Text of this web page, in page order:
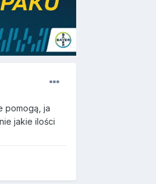
pomogą, ja
jakie ilości